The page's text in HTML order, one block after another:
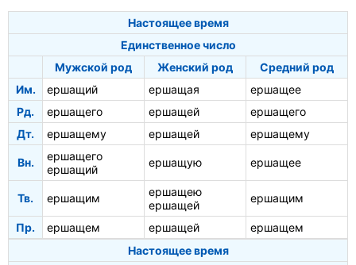
Настоящее время
Единственное число
Мужской род
Женский род
Средний род
Им.
ершащий ершащая
ершащее
Рд.
ершащего ершащей
ершащего
Дт.
ершащему ершащей ершащему
Вн.
ершащего
ершащий
ершащую ершащее
Тв. ершащим
ершащею
ершащей
ершащим
Пр. ершащем ершащей
ершащем
Настоящее время